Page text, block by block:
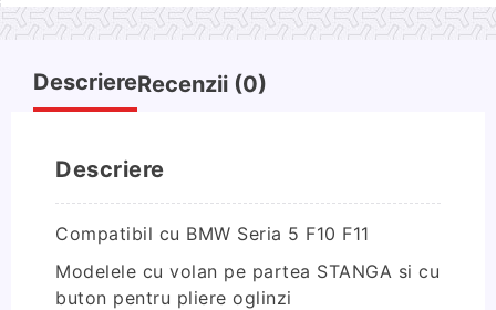
portiera
stanga
BMW
Seria
F11
Negru
DescriereRecenzii (0)
Descriere
Compatibil cu BMW Seria 5 F10 F11
Modelele cu volan pe partea STANGA si cu
buton pentru pliere oglinzi